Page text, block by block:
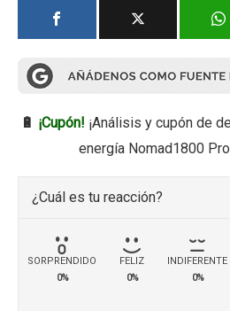
🔋 ¡Cupón! ¡Análisis y cupón de
energía Nomad1800
¿Cuál es tu reacción?
SORPRENDIDO
0%
FELIZ
0%
INDIFERENTE
0%